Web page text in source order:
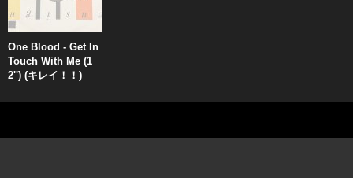
One Blood - Get In
Touch With Me (1
2'') (キレイ！！)